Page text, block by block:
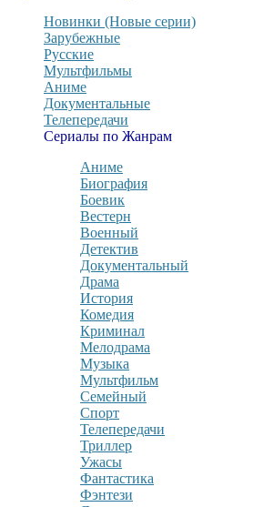
Новинки (Новые серии)
Зарубежные
Русские
Мультфильмы
Аниме
Документальные
Телепередачи
Сериалы по Жанрам
Аниме
Биография
Боевик
Вестерн
Военный
Детектив
Документальный
Драма
История
Комедия
Криминал
Мелодрама
Музыка
Мультфильм
Семейный
Спорт
Телепередачи
Триллер
Ужасы
Фантастика
Фэнтези